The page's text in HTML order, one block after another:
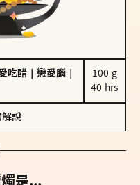
吃醋 戀愛腦
100 g
40 hrs
解說
是...